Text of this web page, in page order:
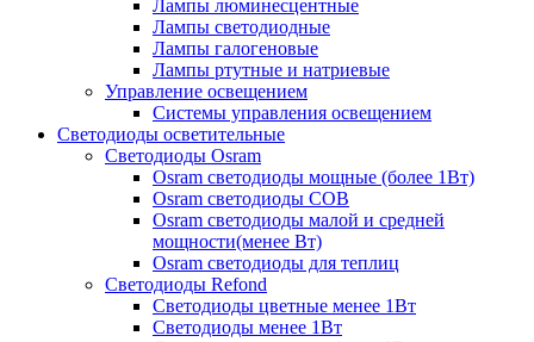
Лампы люминесцентные
Лампы светодиодные
Лампы галогеновые
Лампы ртутные и натриевые
Управление освещением
Системы управления освещением
Светодиоды осветительные
Светодиоды Osram
Osram светодиоды мощные (более 1Вт)
Osram светодиоды COB
Osram светодиоды малой и средней
мощности(менее Вт)
Osram светодиоды для теплиц
Светодиоды Refond
Светодиоды цветные менее 1Вт
Светодиоды менее 1Вт